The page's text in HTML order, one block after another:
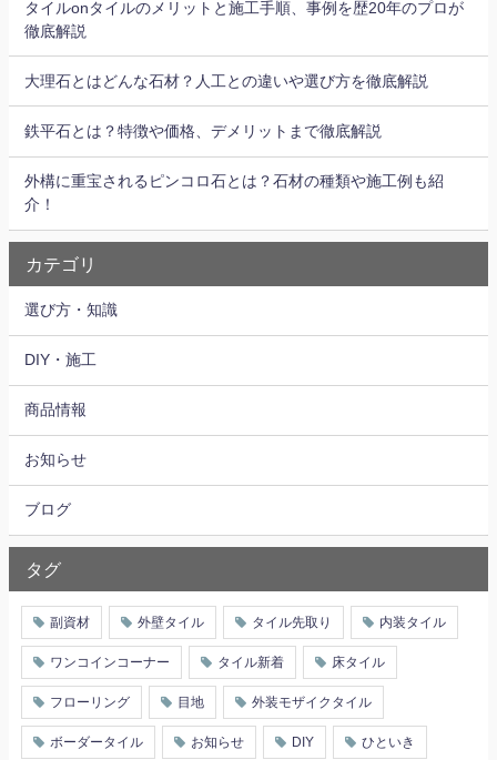
タイルonタイルのメリットと施工手順、事例を歴20年のプロが
徹底解説
大理石とはどんな石材？人工との違いや選び方を徹底解説
鉄平石とは？特徴や価格、デメリットまで徹底解説
外構に重宝されるピンコロ石とは？石材の種類や施工例も紹
介！
カテゴリ
選び方・知識
DIY・施工
商品情報
お知らせ
ブログ
タグ
副資材 外壁タイル タイル先取り 内装タイル
ワンコインコーナー タイル新着 床タイル
フローリング 目地 外装モザイクタイル
ボーダータイル お知らせ DIY ひといき